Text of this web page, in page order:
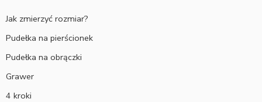
Jak zmierzyć rozmiar?
Pudełka na pierścionek
Pudełka na obrączki
Grawer
4 kroki